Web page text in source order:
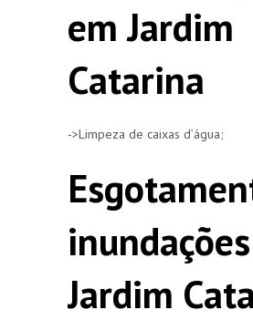
em Jardim
Catarina
->Limpeza de caixas d’água;
Jardim